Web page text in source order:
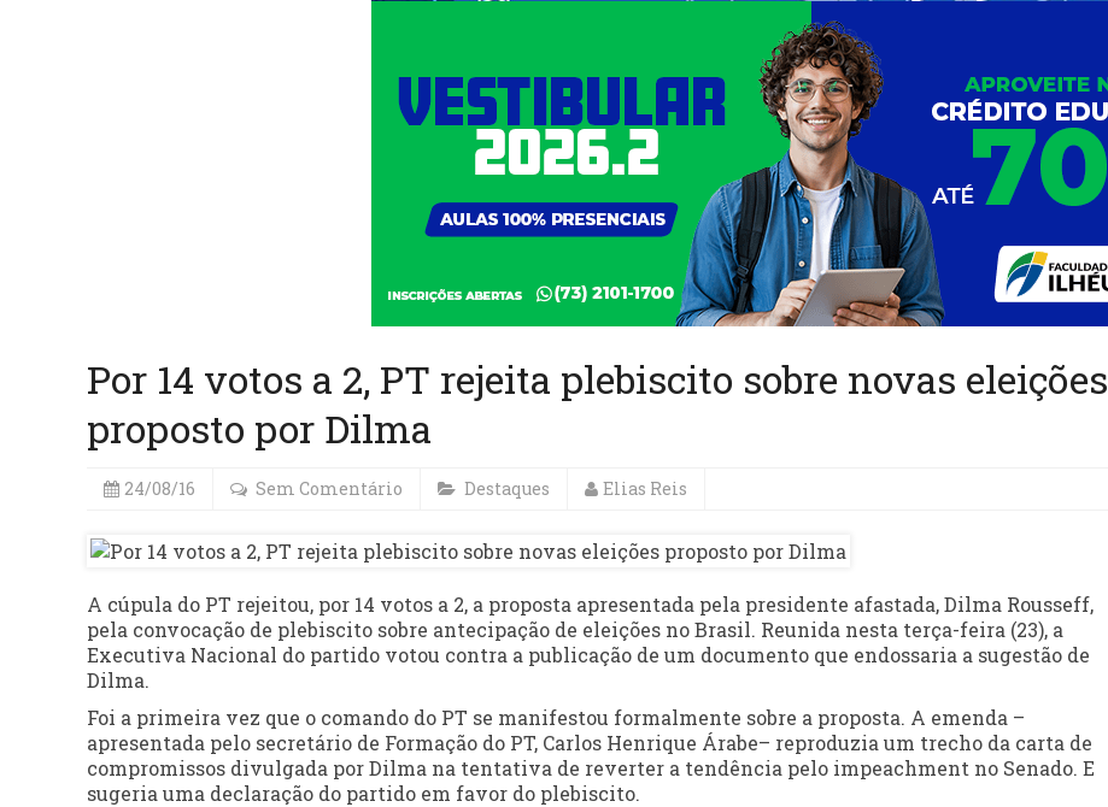
Por 14 votos a 2, PT rejeita plebiscito sobre novas eleições
proposto por Dilma
24/08/16 Sem Comentário Destaques Elias Reis
A cúpula do PT rejeitou, por 14 votos a 2, a proposta apresentada pela presidente afastada, Dilma Rousseff,
pela convocação de plebiscito sobre antecipação de eleições no Brasil. Reunida nesta terça-feira (23), a
Executiva Nacional do partido votou contra a publicação de um documento que endossaria a sugestão de
Dilma.
Foi a primeira vez que o comando do PT se manifestou formalmente sobre a proposta. A emenda –
apresentada pelo secretário de Formação do PT, Carlos Henrique Árabe– reproduzia um trecho da carta de
compromissos divulgada por Dilma na tentativa de reverter a tendência pelo impeachment no Senado. E
sugeria uma declaração do partido em favor do plebiscito.